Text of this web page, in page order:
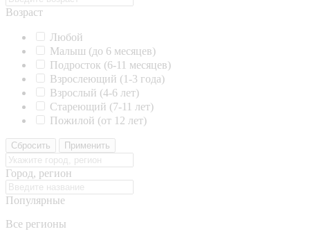
Возраст
Любой
Малыш (до 6 месяцев)
Подросток (6-11 месяцев)
Взрослеющий (1-3 года)
Взрослый (4-6 лет)
Стареющий (7-11 лет)
Пожилой (от 12 лет)
Сбросить Применить
Город, регион
Популярные
Все регионы